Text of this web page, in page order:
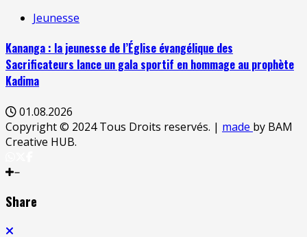
Jeunesse
Kananga : la jeunesse de l’Église évangélique des
Sacrificateurs lance un gala sportif en hommage au prophète
Kadima
01.08.2026
Copyright © 2024 Tous Droits reservés. | made by BAM
Creative HUB.
Share